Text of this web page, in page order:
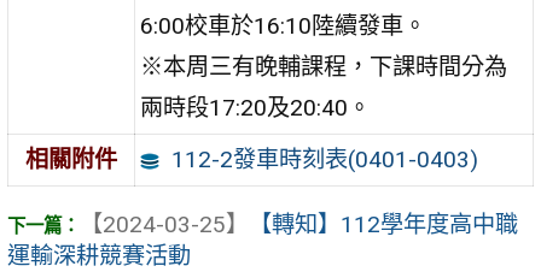
6:00校車於16:10陸續發車。
※本周三有晚輔課程，下課時間分為
兩時段17:20及20:40。
相關附件
112-2發車時刻表(0401-0403)
【2024-03-25】
【轉知】112學年度高中職
運輸深耕競賽活動